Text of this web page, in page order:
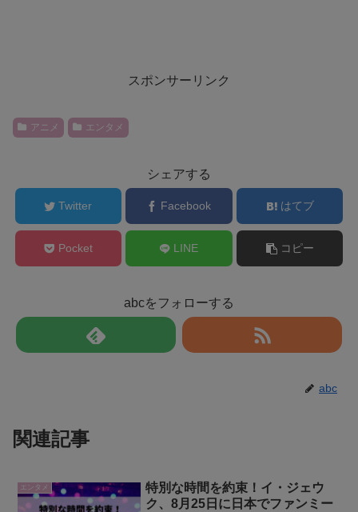
スポンサーリンク
アニメ エンタメ
シェアする
Twitter Facebook はてブ
Pocket LINE コピー
abcをフォローする
abc
関連記事
エンタメ
特別な時間を約束！イ・ジェウ
ク、8月25日に日本でファンミー